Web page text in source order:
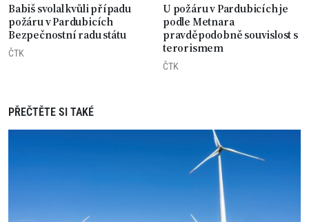
Babiš svolal kvůli případu
požáru v Pardubicích
Bezpečnostní radu státu
ČTK
U požáru v Pardubicích je
podle Metnara
pravděpodobně souvislost s
terorismem
ČTK
PŘEČTĚTE SI TAKÉ